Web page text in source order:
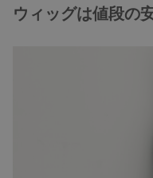
ウィッグは値段の